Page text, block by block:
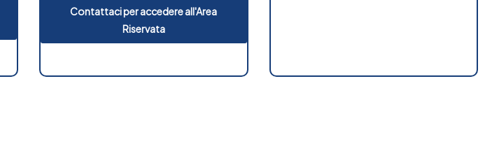
Contattaci per accedere all'Area
Riservata